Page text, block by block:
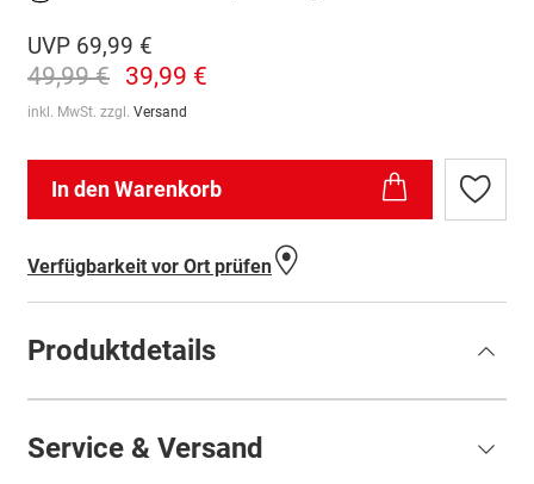
UVP 69,99 €
49,99 € 39,99 €
inkl. MwSt. zzgl. Versand
In den Warenkorb
Zur
Verfügbarkeit vor Ort prüfen
Produktdetails
Service & Versand